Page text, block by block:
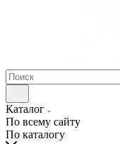
Каталог
По всему сайту
По каталогу